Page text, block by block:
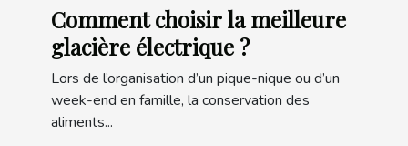
Comment choisir la meilleure
glacière électrique ?
Lors de l’organisation d’un pique-nique ou d’un
week-end en famille, la conservation des
aliments...